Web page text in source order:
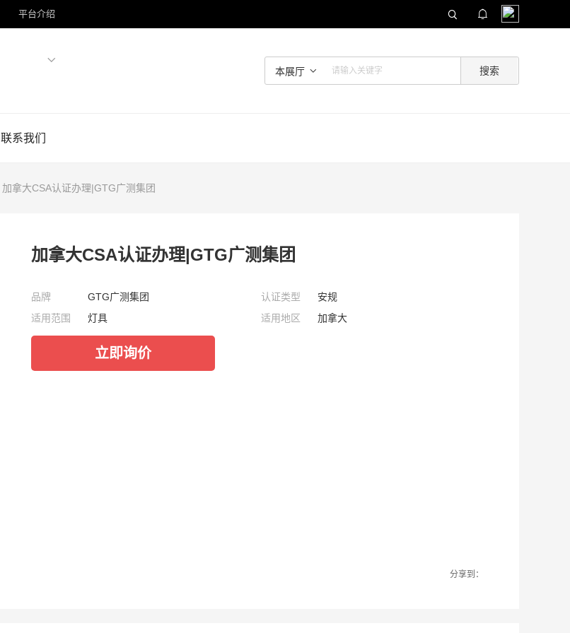
平台介绍
本展厅
联系我们
加拿大CSA认证办理|GTG广测集团
加拿大CSA认证办理|GTG广测集团
品牌 GTG广测集团 认证类型
安规
适用范围
灯具 适用地区 加拿大
分享到：